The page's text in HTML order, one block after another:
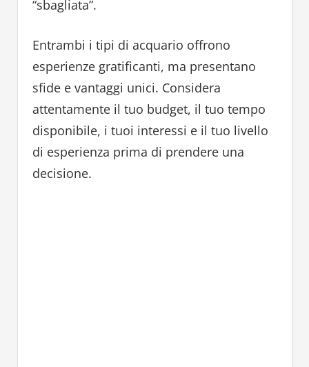
“sbagliata”.
Entrambi i tipi di acquario offrono
esperienze gratificanti, ma presentano
sfide e vantaggi unici. Considera
attentamente il tuo budget, il tuo tempo
disponibile, i tuoi interessi e il tuo livello
di esperienza prima di prendere una
decisione.